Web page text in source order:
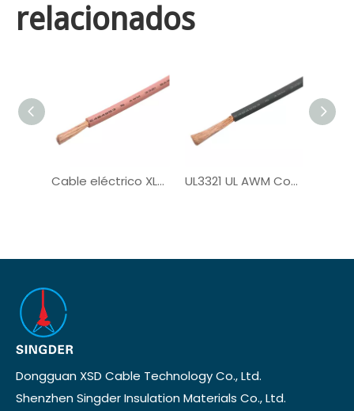
relacionados
Cable eléctrico XLPE de un solo núcleo UL3321 UL3321 UL AWM Cobre PV de cobre con estateado
Dongguan XSD Cable Technology Co., Ltd.
Shenzhen Singder Insulation Materials Co., Ltd.